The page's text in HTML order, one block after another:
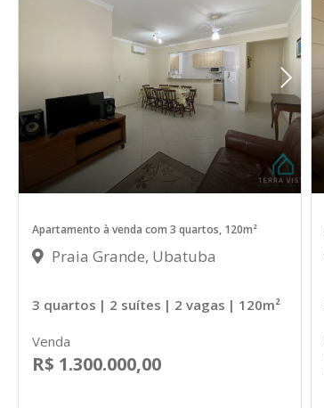
Apartamento à venda com 3 quartos, 120m²
Praia Grande, Ubatuba
3 quartos | 2 suítes | 2 vagas | 120m²
Venda
R$ 1.300.000,00